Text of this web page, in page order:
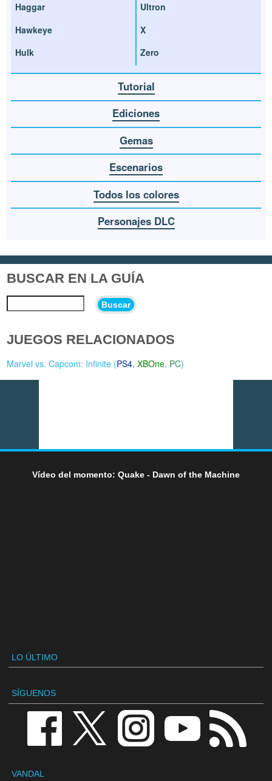
Haggar
Hawkeye
Hulk
Ultron
X
Zero
Tutorial
Ediciones
Gemas
Escenarios
Todos los colores
Personajes DLC
BUSCAR EN LA GUÍA
Buscar
JUEGOS RELACIONADOS
Marvel vs. Capcom: Infinite (PS4,XBOne, PC)
Vídeo del momento: Quake - Dawn of the Machine
LO ÚLTIMO
SÍGUENOS
VANDAL